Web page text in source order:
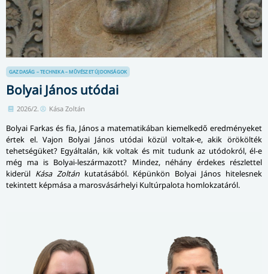
GAZDASÁG – TECHNIKA – MŰVÉSZET ÚJDONSÁGOK
Bolyai János utódai
2026/2. Kása Zoltán
Bolyai Farkas és fia, János a matematikában kiemelkedő eredményeket
értek el. Vajon Bolyai János utódai közül voltak-e, akik örökölték
tehetségüket? Egyáltalán, kik voltak és mit tudunk az utódokról, él-e
még ma is Bolyai-leszármazott? Mindez, néhány érdekes részlettel
kiderül Kása Zoltánkutatásából. Képünkön Bolyai János hitelesnek
tekintett képmása a marosvásárhelyi Kultúrpalota homlokzatáról.